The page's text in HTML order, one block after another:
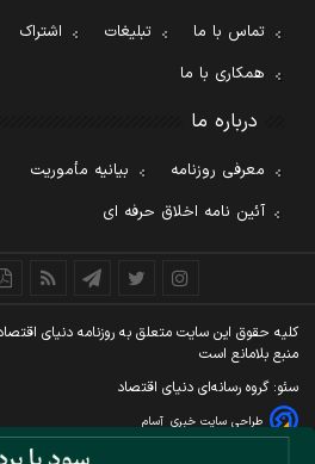
تماس با ما تبلیغات اشتراک
همکاری با ما
درباره ما
معرفی روزنامه
بیانیه مأموریت
آئین نامه اخلاق حرفه ای
کليه حقوق اين سايت متعلق به روزنامه دنيای
منبع بلامانع است
سئو: گروه رسانه‌ای دنیای اقتصاد
طراحی سایت خبری آسام